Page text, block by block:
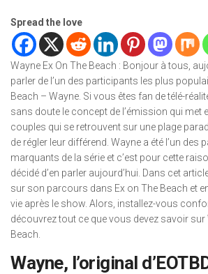
Spread the love
Wayne Ex On The Beach : Bonjour à tous,
parler de l’un des participants les plus
Beach – Wayne. Si vous êtes fan de télé-
sans doute le concept de l’émission qui met
couples qui se retrouvent sur une plage
de régler leur différend. Wayne a été l’un des
marquants de la série et c’est pour cette
décidé d’en parler aujourd’hui. Dans cet
sur son parcours dans Ex on The Beach et
vie après le show. Alors, installez-vous
découvrez tout ce que vous devez savoir sur
Beach.
Wayne, l’original